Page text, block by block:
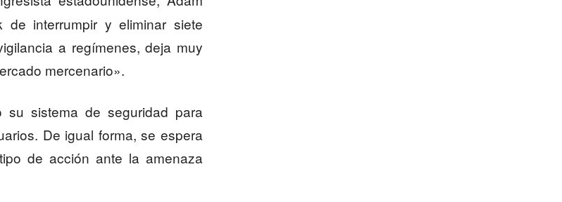
interrumpir y eliminar siete
a regímenes, deja muy
mercenario».
su sistema de seguridad para
De igual forma, se espera
de acción ante la amenaza